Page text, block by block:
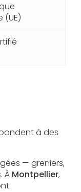
(UE)
à des
— greniers,
À Montpellier,